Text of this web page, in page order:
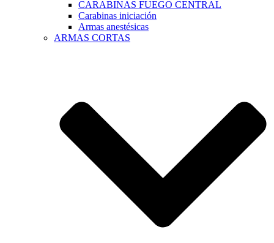
CARABINAS FUEGO CENTRAL
Carabinas iniciación
Armas anestésicas
ARMAS CORTAS